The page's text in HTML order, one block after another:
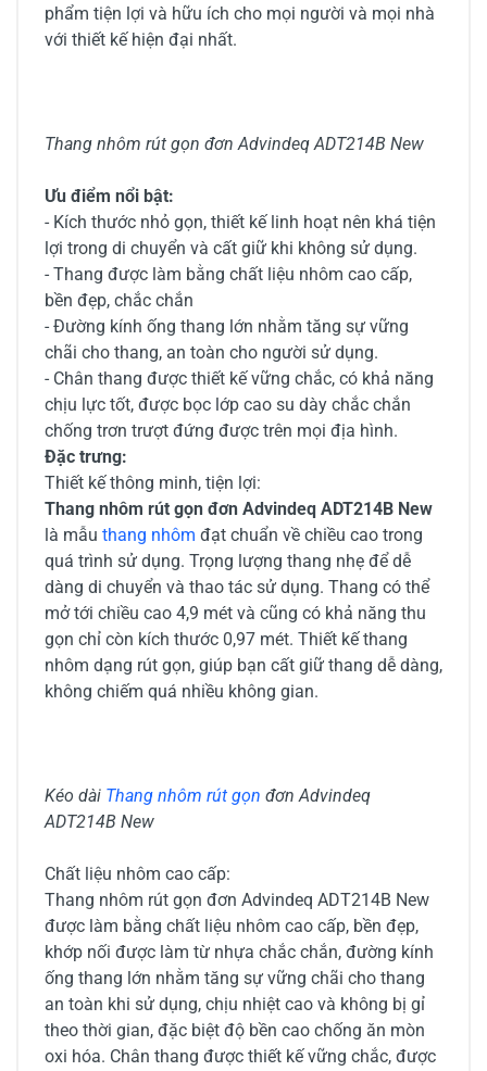
phẩm tiện lợi và hữu ích cho mọi người và mọi nhà
với thiết kế hiện đại nhất.
Thang nhôm rút gọn đơn Advindeq ADT214B New
Ưu điểm nổi bật:
- Kích thước nhỏ gọn, thiết kế linh hoạt nên khá tiện
lợi trong di chuyển và cất giữ khi không sử dụng.
- Thang được làm bằng chất liệu nhôm cao cấp,
bền đẹp, chắc chắn
- Đường kính ống thang lớn nhằm tăng sự vững
chãi cho thang, an toàn cho người sử dụng.
- Chân thang được thiết kế vững chắc, có khả năng
chịu lực tốt, được bọc lớp cao su dày chắc chắn
chống trơn trượt đứng được trên mọi địa hình.
Đặc trưng:
Thiết kế thông minh, tiện lợi:
Thang nhôm rút gọn đơn Advindeq ADT214B New
là mẫu thang nhôm đạt chuẩn về chiều cao trong
quá trình sử dụng. Trọng lượng thang nhẹ để dễ
dàng di chuyển và thao tác sử dụng. Thang có thể
mở tới chiều cao 4,9 mét và cũng có khả năng thu
gọn chỉ còn kích thước 0,97 mét. Thiết kế thang
nhôm dạng rút gọn, giúp bạn cất giữ thang dễ dàng,
không chiếm quá nhiều không gian.
Kéo dài Thang nhôm rút gọn đơn Advindeq
ADT214B New
Chất liệu nhôm cao cấp:
Thang nhôm rút gọn đơn Advindeq ADT214B New
được làm bằng chất liệu nhôm cao cấp, bền đẹp,
khớp nối được làm từ nhựa chắc chắn, đường kính
ống thang lớn nhằm tăng sự vững chãi cho thang
an toàn khi sử dụng, chịu nhiệt cao và không bị gỉ
theo thời gian, đặc biệt độ bền cao chống ăn mòn
oxi hóa. Chân thang được thiết kế vững chắc, được